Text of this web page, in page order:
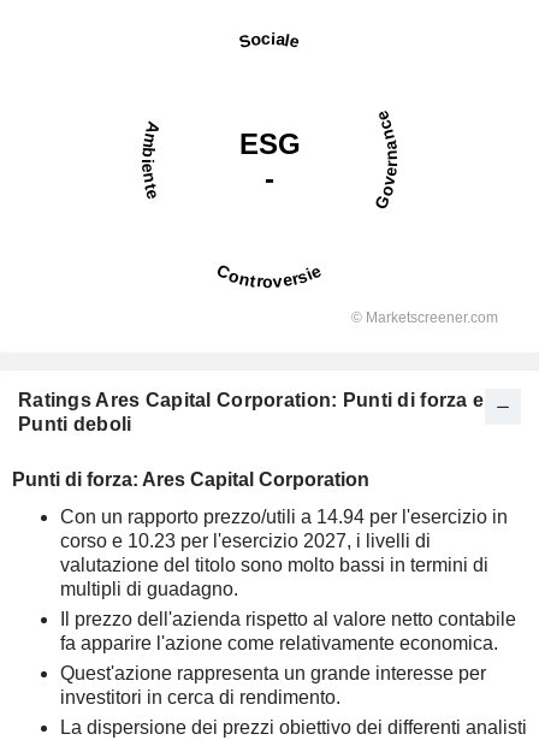
Ratings Ares Capital Corporation: Punti di forza e
Punti deboli
Punti di forza: Ares Capital Corporation
Con un rapporto prezzo/utili a 14.94 per l'esercizio in
corso e 10.23 per l'esercizio 2027, i livelli di
valutazione del titolo sono molto bassi in termini di
multipli di guadagno.
Il prezzo dell'azienda rispetto al valore netto contabile
fa apparire l'azione come relativamente economica.
Quest'azione rappresenta un grande interesse per
investitori in cerca di rendimento.
La dispersione dei prezzi obiettivo dei differenti analisti